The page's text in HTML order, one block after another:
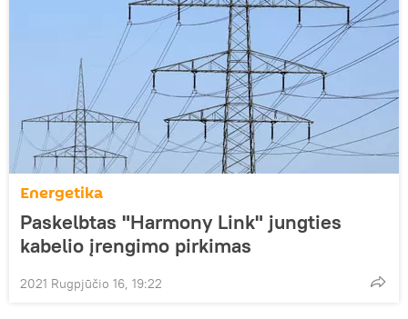
Energetika
Paskelbtas "Harmony Link" jungties
kabelio įrengimo pirkimas
2021 Rugpjūčio 16, 19:22